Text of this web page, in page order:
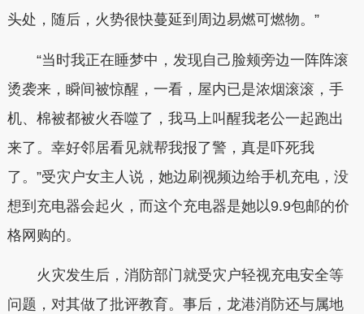
头处，随后，火势很快蔓延到周边易燃可燃物。”
“当时我正在睡梦中，发现自己脸颊旁边一阵阵滚
烫袭来，瞬间被惊醒，一看，屋内已是浓烟滚滚，手
机、棉被都被火吞噬了，我马上叫醒我老公一起跑出
来了。幸好邻居看见就帮我报了警，真是吓死我
了。”受灾户女主人说，她边刷视频边给手机充电，没
想到充电器会起火，而这个充电器是她以9.9包邮的价
格网购的。
火灾发生后，消防部门就受灾户轻视充电安全等
问题，对其做了批评教育。事后，龙港消防还与属地